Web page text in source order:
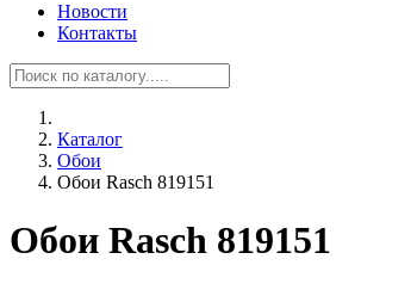
Новости
Контакты
Каталог
Обои
Обои Rasch 819151
Обои Rasch 819151